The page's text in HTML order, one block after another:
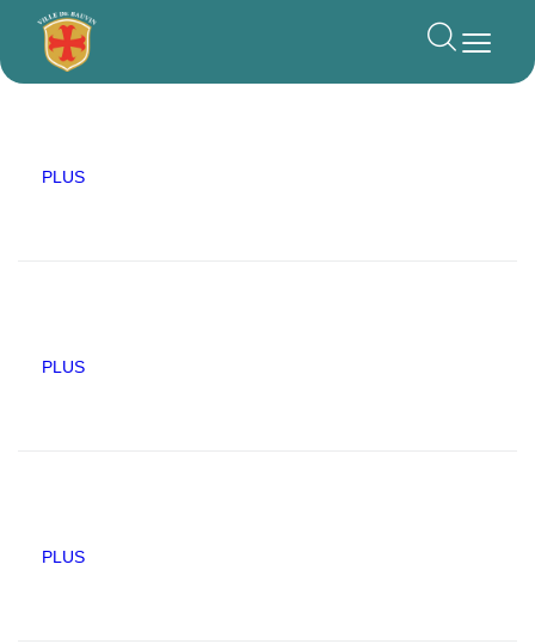
principal
PLUS
PLUS
PLUS